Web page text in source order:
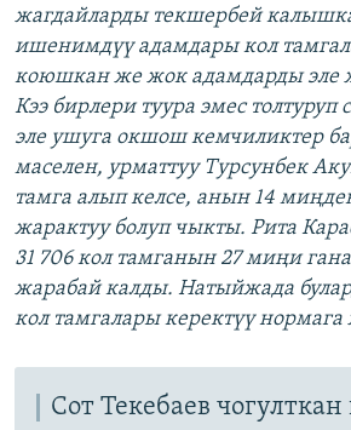
жагдайларды текшербей
ишенимдүү адамдары кол
коюшкан же жок адамдарды эле
Кээ бирлери туура эмес толтуруп
эле ушуга окшош кемчиликтер
маселен, урматтуу Турсунбек
тамга алып келсе, анын 14
жарактуу болуп чыкты. Рита
31 706 кол тамганын 27 миңи
жарабай калды. Натыйжада
кол тамгалары керектүү
Сот Текебаев чогулткан